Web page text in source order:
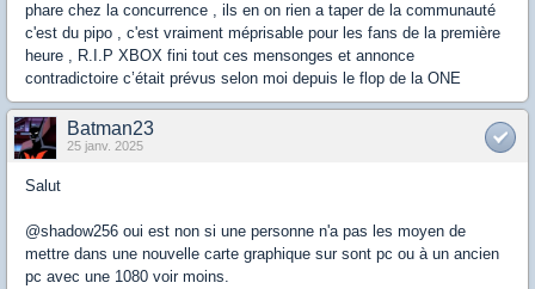
phare chez la concurrence , ils en on rien a taper de la communauté
c'est du pipo , c'est vraiment méprisable pour les fans de la première
heure , R.I.P XBOX fini tout ces mensonges et annonce
contradictoire c’était prévus selon moi depuis le flop de la ONE
Batman23
25 janv. 2025
Salut
@shadow256 oui est non si une personne n'a pas les moyen de
mettre dans une nouvelle carte graphique sur sont pc ou à un ancien
pc avec une 1080 voir moins.